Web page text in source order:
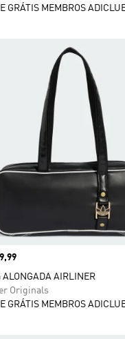
GRÁTIS MEMBROS
à Lista de Desejos
ALONGADA AIRLINER
Originals
GRÁTIS MEMBROS